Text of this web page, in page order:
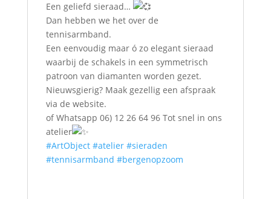
Een geliefd sieraad…
Dan hebben we het over de
tennisarmband.
Een eenvoudig maar ó zo elegant sieraad
waarbij de schakels in een symmetrisch
patroon van diamanten worden gezet.
Nieuwsgierig? Maak gezellig een afspraak
via de website.
of Whatsapp 06) 12 26 64 96 Tot snel in ons
atelier
#ArtObject #atelier #sieraden
#tennisarmband #bergenopzoom